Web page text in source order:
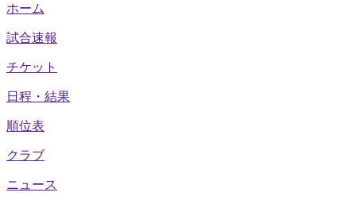
ホーム
試合速報
チケット
日程・結果
順位表
クラブ
ニュース